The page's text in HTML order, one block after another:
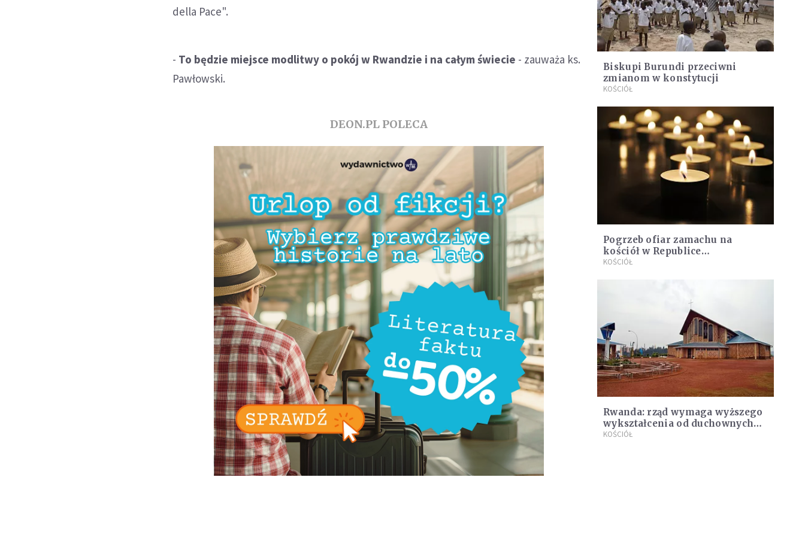
della Pace".
- To będzie miejsce modlitwy o pokój w Rwandzie i na całym świecie - zauważa ks.
Pawłowski.
DEON.PL POLECA
Biskupi Burundi przeciwni
zmianom w konstytucji
KOŚCIÓŁ
Pogrzeb ofiar zamachu na
kościół w Republice
Środkowoafrykańskiej
KOŚCIÓŁ
Rwanda: rząd wymaga wyższego
wykształcenia od duchownych
różnych religii
KOŚCIÓŁ